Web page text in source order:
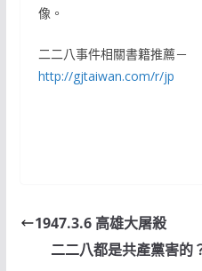
像。
二二八事件相關書籍推薦－
http://gjtaiwan.com/r/jp
1947.3.6 高雄大屠殺
二二八都是共產黨害的